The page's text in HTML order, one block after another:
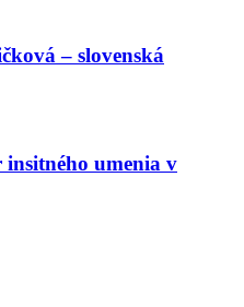
– slovenská
umenia v